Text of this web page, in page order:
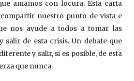
amamos con locura. Esta carta
nuestro punto de vista e
nos ayude a todos a tomar las
salir de esta crisis. Un debate que
y salir, si es posible, de esta
que nunca.